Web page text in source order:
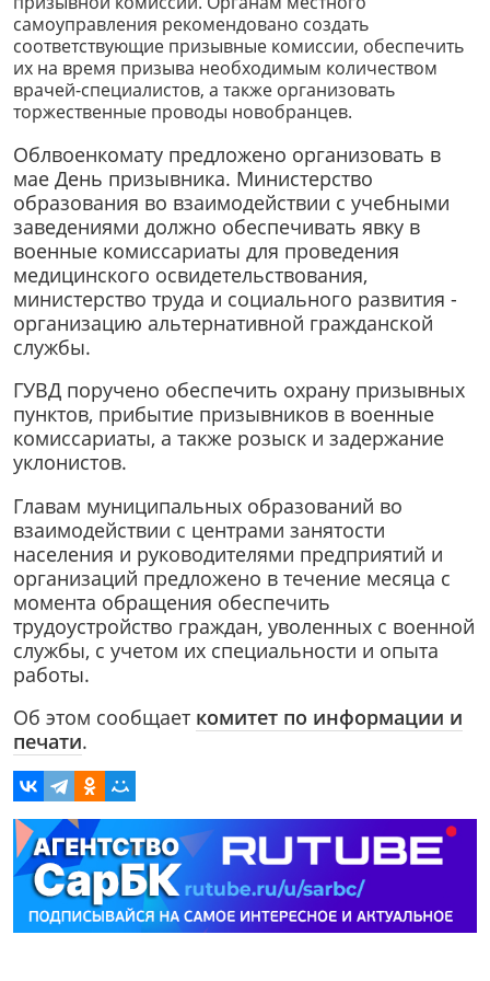
самоуправления рекомендовано создать
соответствующие призывные комиссии, обеспечить
их на время призыва необходимым количеством
врачей-специалистов, а также организовать
торжественные проводы новобранцев.
Облвоенкомату предложено организовать в
мае День призывника. Министерство
образования во взаимодействии с учебными
заведениями должно обеспечивать явку в
военные комиссариаты для проведения
медицинского освидетельствования,
министерство труда и социального развития -
организацию альтернативной гражданской
службы.
ГУВД поручено обеспечить охрану призывных
пунктов, прибытие призывников в военные
комиссариаты, а также розыск и задержание
уклонистов.
Главам муниципальных образований во
взаимодействии с центрами занятости
населения и руководителями предприятий и
организаций предложено в течение месяца с
момента обращения обеспечить
трудоустройство граждан, уволенных с военной
службы, с учетом их специальности и опыта
работы.
Об этом сообщает комитет по информации и
печати.